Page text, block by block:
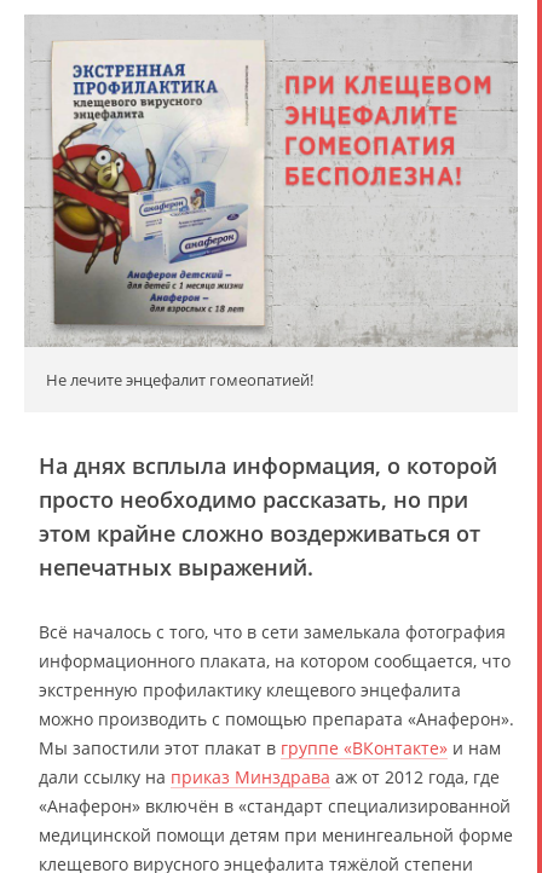
Не лечите энцефалит гомеопатией!
На днях всплыла информация, о которой
просто необходимо рассказать, но при
этом крайне сложно воздерживаться от
непечатных выражений.
Всё началось с того, что в сети замелькала фотография
информационного плаката, на котором сообщается, что
экстренную профилактику клещевого энцефалита
можно производить с помощью препарата «Анаферон».
Мы запостили этот плакат в группе «ВКонтакте» и нам
дали ссылку на приказ Минздрава аж от 2012 года, где
«Анаферон» включён в «стандарт специализированной
медицинской помощи детям при менингеальной форме
клещевого вирусного энцефалита тяжёлой степени